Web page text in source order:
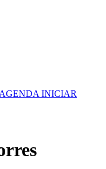
AGENDA INICIAR